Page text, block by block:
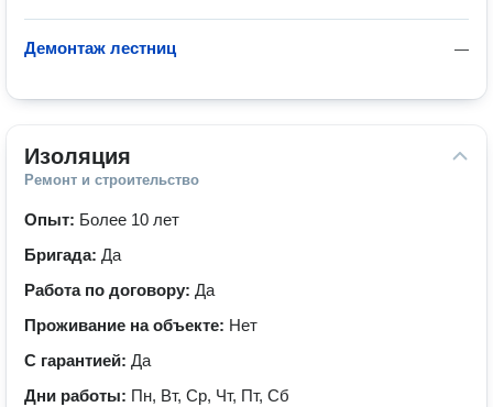
—
Демонтаж лестниц
Изоляция
Ремонт и строительство
Опыт: Более 10 лет
Бригада: Да
Работа по договору: Да
Проживание на объекте: Нет
С гарантией: Да
Дни работы: Пн, Вт, Ср, Чт, Пт, Сб